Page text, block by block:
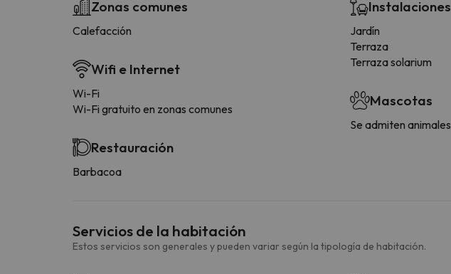
Zonas comunes
Calefacción
Wifi e Internet
Wi-Fi
Wi-Fi gratuito en zonas comunes
Restauración
Barbacoa
Instalaciones
Jardín
Terraza
Terraza solarium
Mascotas
Se admiten animales
Servicios de la habitación
Estos servicios son generales y pueden variar según la tipología de habitación.